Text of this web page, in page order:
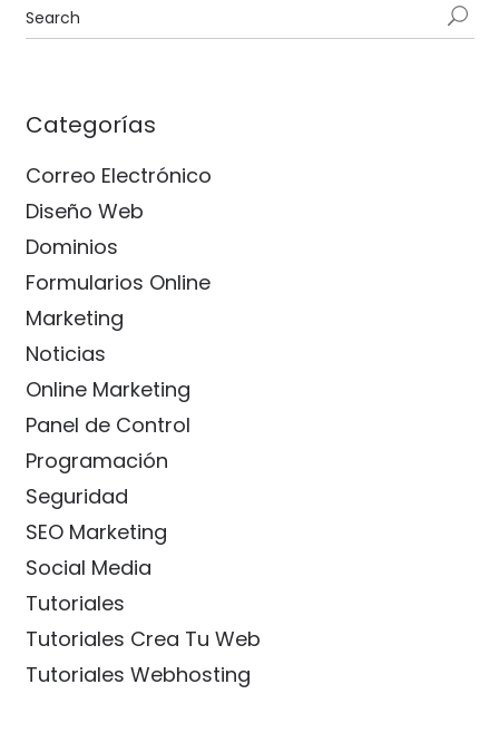
Categorías
Correo Electrónico
Diseño Web
Dominios
Formularios Online
Marketing
Noticias
Online Marketing
Panel de Control
Programación
Seguridad
SEO Marketing
Social Media
Tutoriales
Tutoriales Crea Tu Web
Tutoriales Webhosting